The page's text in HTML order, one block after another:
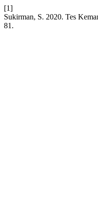
[1]
Sukirman, S. 2020. Tes
81.